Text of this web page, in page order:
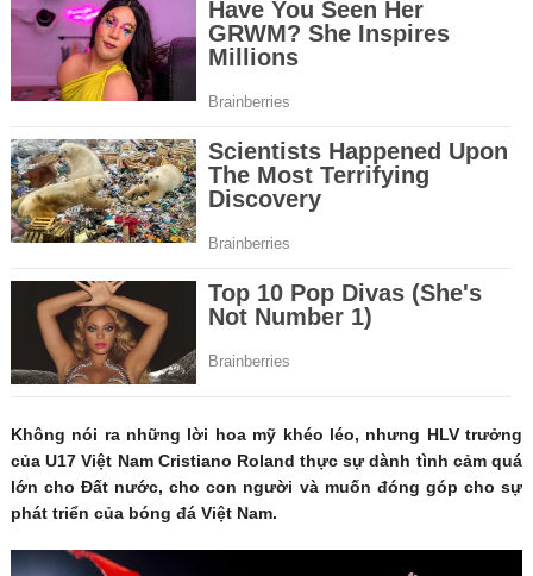
Không nói ra những lời hoa mỹ khéo léo, nhưng HLV trưởng
của U17 Việt Nam Cristiano Roland thực sự dành tình cảm quá
lớn cho Đất nước, cho con người và muốn đóng góp cho sự
phát triển của bóng đá Việt Nam.